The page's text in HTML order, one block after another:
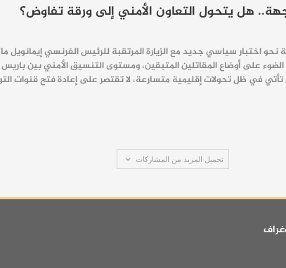
هل يتحول التعاون الأمني إلى ورقة تفاوض؟
اختبار سياسي جديد مع الزيارة المرتقبة للرئيس الفرنسي
على أوضاع المقاتلين المتبقين، ومستوى التنسيق الأمني بين
في ظل تحولات إقليمية متسارعة، لا تقتصر على إعادة فتح قنوات
تحميل المزيد من المشاركات